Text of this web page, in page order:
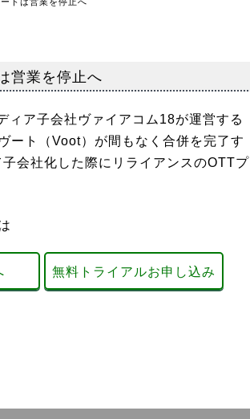
営業を停止へ
ア子会社ヴァイアコム18が運営する
ート（Voot）が間もなく合併を完了す
会社化した際にリライアンスのOTTプ
無料トライアルお申し込み